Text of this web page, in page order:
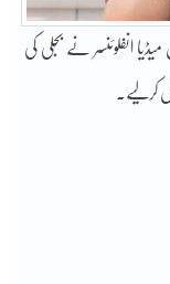
انفلوئنسر نے بجلی کی
کرلیے۔